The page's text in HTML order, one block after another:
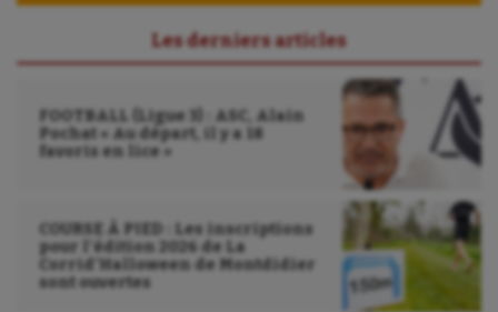
Les derniers articles
FOOTBALL (Ligue 3) : ASC, Alain
Pochat « Au départ, il y a 18
favoris en lice »
COURSE À PIED : Les inscriptions
pour l’édition 2026 de La
Corrid’Halloween de Montdidier
sont ouvertes